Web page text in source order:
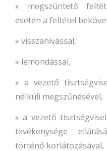
» megszüntető
esetén a feltétel
» visszahívással,
» lemondással,
» a vezető
nélküli megszűnésével,
» a vezető
tevékenysége
történő korlátozásával,